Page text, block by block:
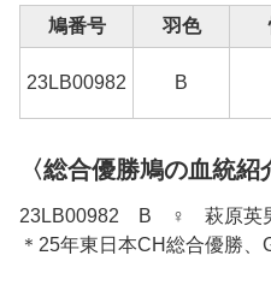
鳩番号 羽色
23LB00982 B
〈総合優勝鳩の血統紹
23LB00982 B ♀ 萩原英男
＊25年東日本CH総合優勝、